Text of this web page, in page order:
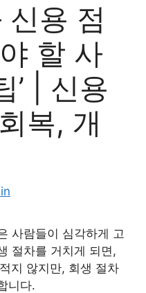
용 점
할 사
’ | 신용
복, 개
사람들이 심각하게 고
절차를 거치게 되면,
지 않지만, 회생 절차
니다.